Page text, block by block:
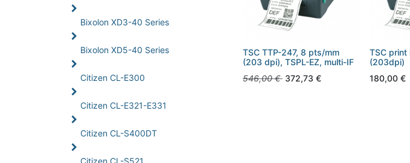
Bixolon XD3-40 Series
Bixolon XD5-40 Series
Citizen CL-E300
Citizen CL-E321-E331
Citizen CL-S400DT
Citizen CL-S521
TSC TTP-247, 8 pts/mm
(203 dpi), TSPL-EZ, multi-IF
546,00€ 372,73 €
TSC
(203dpi)
180,00 €